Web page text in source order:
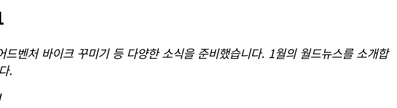
벤처 바이크 꾸미기 등 다양한 소식을 준비했습니다. 1월의 월드뉴스를 소개합
.